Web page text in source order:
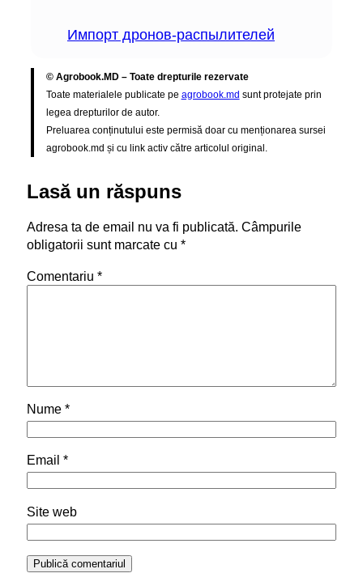
Импорт дронов-распылителей
© Agrobook.MD – Toate drepturile rezervate
Toate materialele publicate pe agrobook.md sunt protejate prin
legea drepturilor de autor.
Preluarea conținutului este permisă doar cu menționarea sursei
agrobook.md și cu link activ către articolul original.
Lasă un răspuns
Adresa ta de email nu va fi publicată. Câmpurile
obligatorii sunt marcate cu *
Comentariu *
Nume *
Email *
Site web